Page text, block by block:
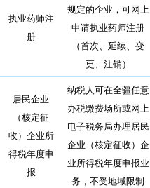
执业药师注
册
规定的企业，可网上
申请执业药师注册
（首次、延续、变
更、注销）
居民企业
（核定征
收）企业所
得税年度申
报
纳税人可在全疆任意
办税缴费场所或网上
电子税务局办理居民
企业（核定征收）企
业所得税年度申报业
务，不受地域限制